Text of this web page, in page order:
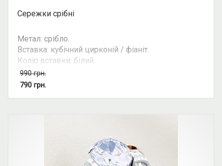
Сережки срібні
Метал: срібло.
Вставка: кубічний цирконій / фіаніт.
Колір вставки: білий.
Вид: з 1 камінням.
Можливість комплекту: так.
990грн.
790 грн.